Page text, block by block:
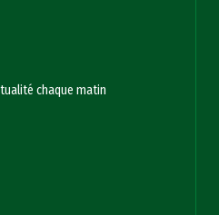
chaque matin